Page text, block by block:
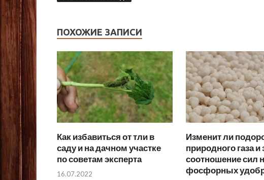
ПОХОЖИЕ ЗАПИСИ
Как избавиться от тли в
саду и на дачном участке
по советам эксперта
16.07.2022
Изменит ли
природного газа и
соотношение сил
фосфорных